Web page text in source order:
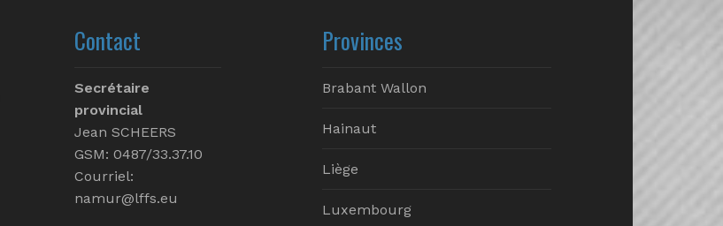
Contact
Secrétaire
provincial
Jean SCHEERS
GSM: 0487/33.37.10
Courriel:
namur@lffs.eu
Provinces
Brabant Wallon
Hainaut
Liège
Luxembourg